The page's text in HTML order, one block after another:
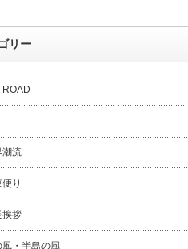
リー
ROAD
潮流
り
挨拶
風・半島の風